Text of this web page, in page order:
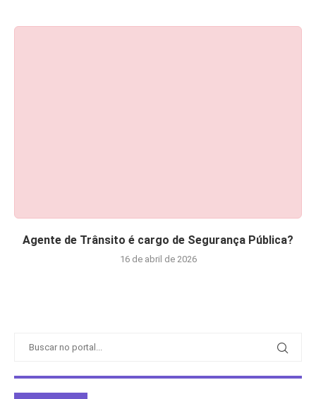
Agente de Trânsito é cargo de Segurança Pública?
16 de abril de 2026